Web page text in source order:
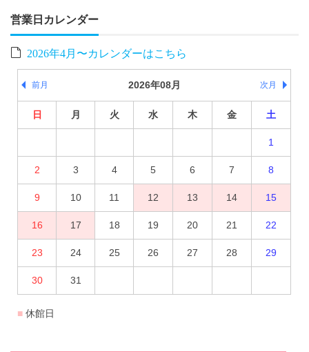
営業日カレンダー
2026年4月〜カレンダーはこちら